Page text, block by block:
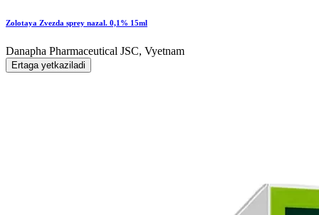
Zolotaya Zvezda sprey nazal. 0,1% 15ml
Danapha Pharmaceutical JSC, Vyetnam
Ertaga yetkaziladi